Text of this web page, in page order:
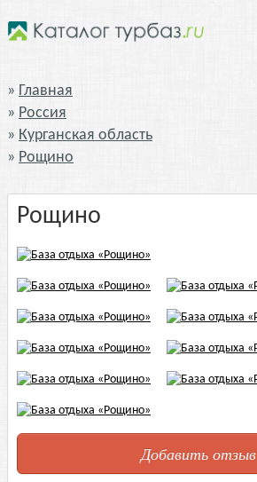
Главная
Россия
Курганская область
Рощино
Рощино
Добавить отзыв